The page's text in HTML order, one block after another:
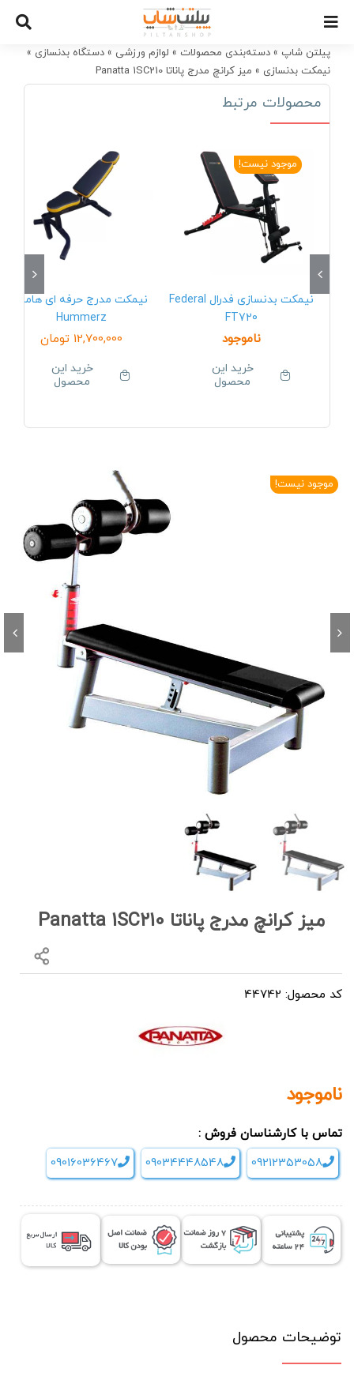
contentپیلتن شاپ » دسته‌بندی محصولات » لوازم ورزشی » دستگاه بدنسازی »
نیمکت بدنسازی » میز کرانچ مدرج پاناتا Panatta 1SC210
محصولات مرتبط
موجود نیست!
نیمکت بدنسازی فدرال Federal
FT720
ناموجود
خرید این
محصول
نیمکت مدرج حرفه ای هامرز
Hummerz
12,700,000 تومان
خرید این
محصول
موجود نیست!
میز کرانچ مدرج پاناتا Panatta 1SC210
کد محصول: 44742
ناموجود
تماس با کارشناسان فروش :
09212353058
09034448548
09016036467
توضیحات محصول